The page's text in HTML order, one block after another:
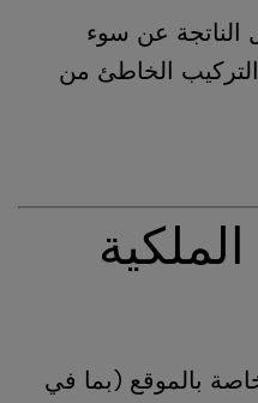
الناتجة عن سوء
التركيب الخاطئ من
بالموقع (بما في